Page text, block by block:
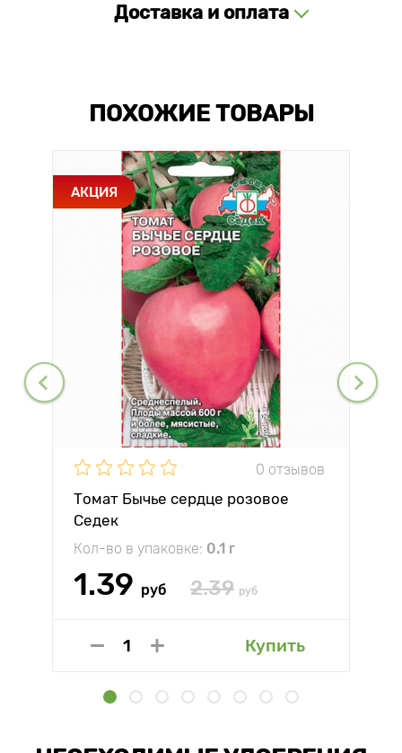
Доставка и оплата
ПОХОЖИЕ ТОВАРЫ
АКЦИЯ
0 отзывов
Томат Бычье сердце розовое
Седек
Кол-во в упаковке: 0.1 г
1.39 руб 2.39 руб
Купить